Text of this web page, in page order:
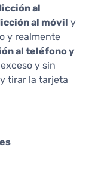
al
al móvil y
y realmente
al teléfono y
y sin
tirar la tarjeta